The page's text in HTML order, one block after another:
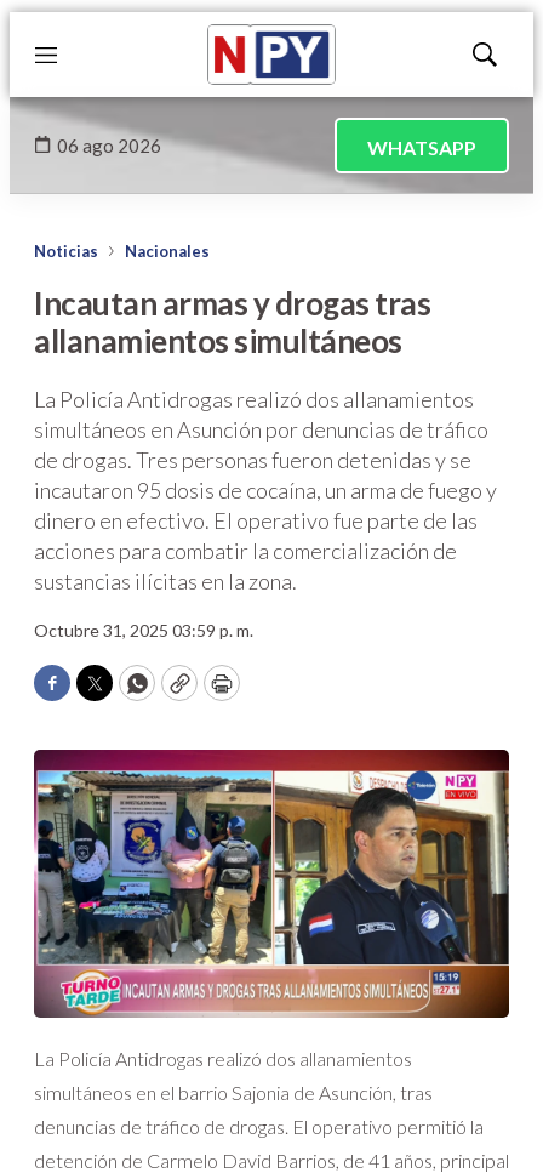
Menú
Mostrar
06 ago 2026 WHATSAPP
Noticias Nacionales
Incautan armas y drogas tras
allanamientos simultáneos
La Policía Antidrogas realizó dos allanamientos
simultáneos en Asunción por denuncias de tráfico
de drogas. Tres personas fueron detenidas y se
incautaron 95 dosis de cocaína, un arma de fuego y
dinero en efectivo. El operativo fue parte de las
acciones para combatir la comercialización de
sustancias ilícitas en la zona.
Octubre 31, 2025 03:59 p. m.
Facebook
TwitterWhatsApp
CopyPrint
La Policía Antidrogas realizó dos allanamientos
simultáneos en el barrio Sajonia de Asunción, tras
denuncias de tráfico de drogas. El operativo permitió la
detención de Carmelo David Barrios, de 41 años, principal